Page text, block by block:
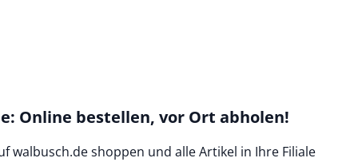
Online bestellen, vor Ort abholen!
walbusch.de shoppen und alle Artikel in Ihre Filiale